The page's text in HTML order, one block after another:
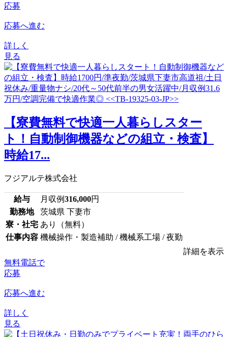
応募
応募へ進む
詳しく
見る
【寮費無料で快適一人暮らしスター
ト！自動制御機器などの組立・検査】
時給17...
フジアルテ株式会社
給与 月収例316,000円
勤務地
茨城県 下妻市
寮・社宅 あり（無料）
仕事内容 機械操作・製造補助 / 機械系工場 / 夜勤
詳細を表示
無料電話で
応募
応募へ進む
詳しく
見る